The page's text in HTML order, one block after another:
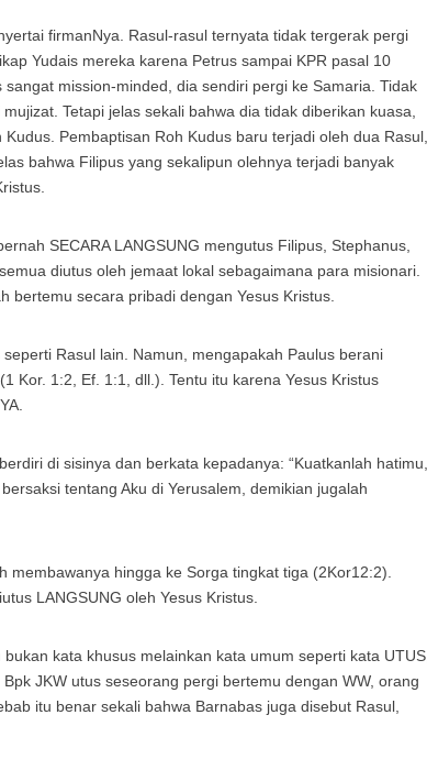
firmanNya. Rasul-rasul ternyata tidak tergerak pergi
Yudais mereka karena Petrus sampai KPR pasal 10
mission-minded, dia sendiri pergi ke Samaria. Tidak
Tetapi jelas sekali bahwa dia tidak diberikan kuasa,
Pembaptisan Roh Kudus baru terjadi oleh dua Rasul,
bahwa Filipus yang sekalipun olehnya terjadi banyak
SECARA LANGSUNG mengutus Filipus, Stephanus,
diutus oleh jemaat lokal sebagaimana para misionari.
bertemu secara pribadi dengan Yesus Kristus.
Rasul lain. Namun, mengapakah Paulus berani
Kor. 1:2, Ef. 1:1, dll.). Tentu itu karena Yesus Kristus
di sisinya dan berkata kepadanya: “Kuatkanlah hatimu,
tentang Aku di Yerusalem, demikian jugalah
membawanya hingga ke Sorga tingkat tiga (2Kor12:2).
LANGSUNG oleh Yesus Kristus.
kata khusus melainkan kata umum seperti kata UTUS,
JKW utus seseorang pergi bertemu dengan WW, orang
itu benar sekali bahwa Barnabas juga disebut Rasul,